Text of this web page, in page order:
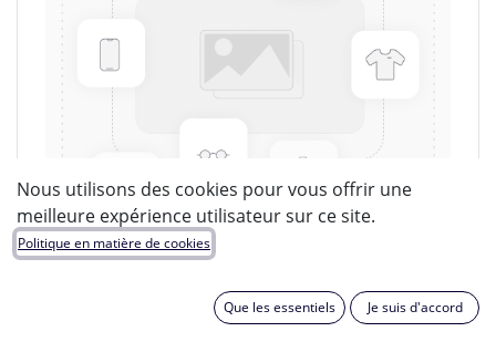
Nous utilisons des cookies pour vous offrir une
meilleure expérience utilisateur sur ce site.
Politique en matière de cookies
Que les essentiels Je suis d'accord